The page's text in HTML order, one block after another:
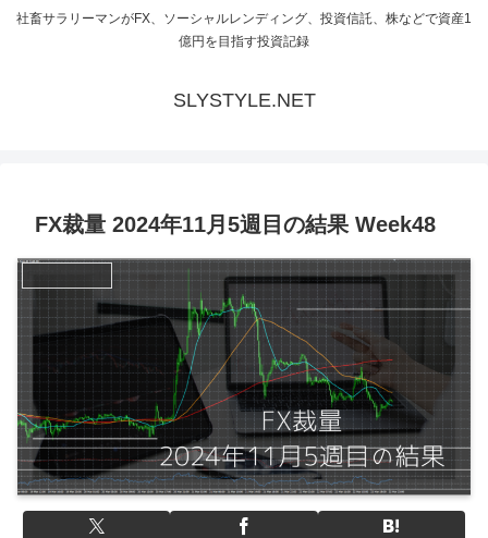
社畜サラリーマンがFX、ソーシャルレンディング、投資信託、株などで資産1
億円を目指す投資記録
SLYSTYLE.NET
FX裁量 2024年11月5週目の結果 Week48